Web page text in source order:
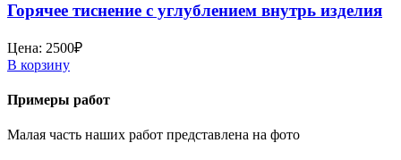
Горячее тиснение с углублением внутрь изделия
Цена: 2500₽
В корзину
Примеры работ
Малая часть наших работ представлена на фото